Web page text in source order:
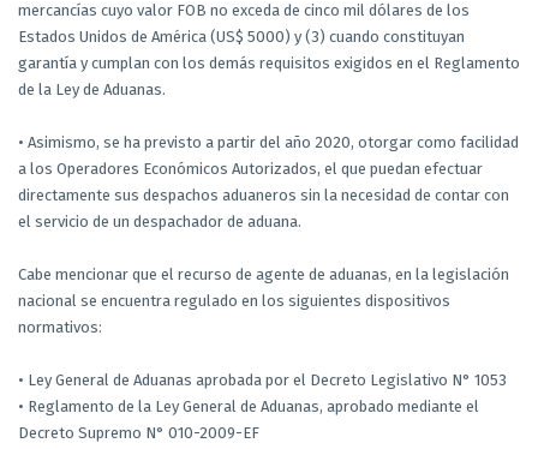
mercancías cuyo valor FOB no exceda de cinco mil dólares de los
Estados Unidos de América (US$ 5000) y (3) cuando constituyan
garantía y cumplan con los demás requisitos exigidos en el Reglamento
de la Ley de Aduanas.
• Asimismo, se ha previsto a partir del año 2020, otorgar como facilidad
a los Operadores Económicos Autorizados, el que puedan efectuar
directamente sus despachos aduaneros sin la necesidad de contar con
el servicio de un despachador de aduana.
Cabe mencionar que el recurso de agente de aduanas, en la legislación
nacional se encuentra regulado en los siguientes dispositivos
normativos:
• Ley General de Aduanas aprobada por el Decreto Legislativo N° 1053
• Reglamento de la Ley General de Aduanas, aprobado mediante el
Decreto Supremo N° 010-2009-EF